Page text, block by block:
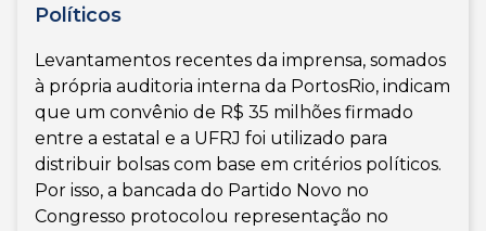
Políticos
Levantamentos recentes da imprensa, somados
à própria auditoria interna da PortosRio, indicam
que um convênio de R$ 35 milhões firmado
entre a estatal e a UFRJ foi utilizado para
distribuir bolsas com base em critérios políticos.
Por isso, a bancada do Partido Novo no
Congresso protocolou representação no